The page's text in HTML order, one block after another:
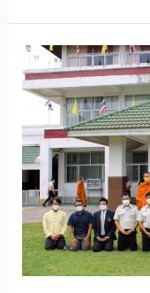
และ
ปรัชญา
ร่วม
กับ
คณะ
สังคมศาสตร์
มมร
จัด
โครงการ
พัฒนา
ศักยภาพ
อาจารย์